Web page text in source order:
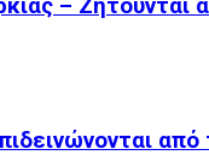
– Ζητούνται